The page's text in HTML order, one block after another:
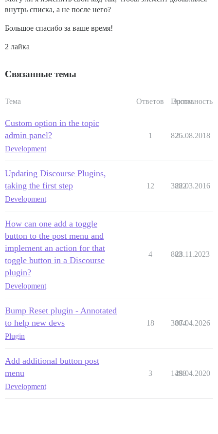
внутрь списка, а не после него?
Большое спасибо за ваше время!
2 лайка
Связанные темы
Тема Ответов Просм.
Активность
Custom option in the topic
admin panel?
Development
1 826
25.08.2018
Updating Discourse Plugins,
taking the first step
Development
12 3882
22.03.2016
How can one add a toggle
button to the post menu and
implement an action for that
toggle button in a Discourse
plugin?
Development
4 883
28.11.2023
Bump Reset plugin - Annotated
to help new devs
Plugin
18 3884
07.04.2026
Add additional button post
menu
Development
3 1498
28.04.2020